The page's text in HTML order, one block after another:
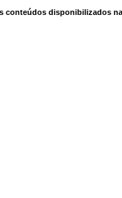
conteúdos disponibilizados